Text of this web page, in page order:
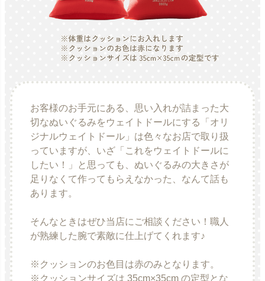
お客様のお手元にある、思い入れが詰まった大
切なぬいぐるみをウェイトドールにする「オリ
ジナルウェイトドール」は色々なお店で取り扱
っていますが、いざ「これをウェイトドールに
したい！」と思っても、ぬいぐるみの大きさが
足りなくて作ってもらえなかった、なんて話も
あります。
そんなときはぜひ当店にご相談ください！職人
が熟練した腕で素敵に仕上げてくれます♪
※クッションのお色目は赤のみとなります。
※クッションサイズは 35cm×35cm の定型とな